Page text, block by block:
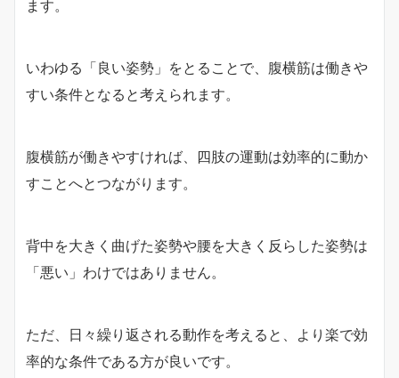
ます。
いわゆる「良い姿勢」をとることで、腹横筋は働きや
すい条件となると考えられます。
腹横筋が働きやすければ、四肢の運動は効率的に動か
すことへとつながります。
背中を大きく曲げた姿勢や腰を大きく反らした姿勢は
「悪い」わけではありません。
ただ、日々繰り返される動作を考えると、より楽で効
率的な条件である方が良いです。